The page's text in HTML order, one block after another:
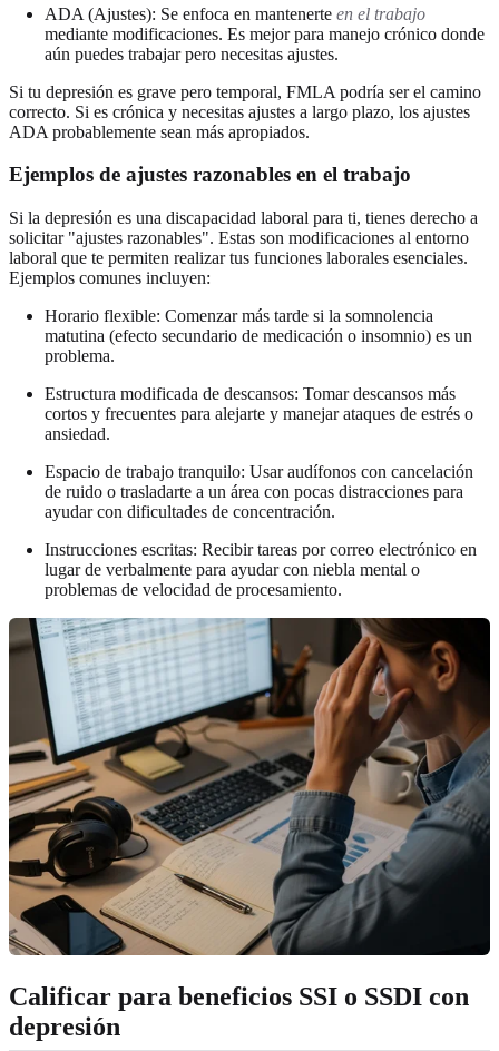
ADA (Ajustes): Se enfoca en mantenerte en el trabajo
mediante modificaciones. Es mejor para manejo crónico donde
aún puedes trabajar pero necesitas ajustes.
Si tu depresión es grave pero temporal, FMLA podría ser el camino
correcto. Si es crónica y necesitas ajustes a largo plazo, los ajustes
ADA probablemente sean más apropiados.
Ejemplos de ajustes razonables en el trabajo
Si la depresión es una discapacidad laboral para ti, tienes derecho a
solicitar "ajustes razonables". Estas son modificaciones al entorno
laboral que te permiten realizar tus funciones laborales esenciales.
Ejemplos comunes incluyen:
Horario flexible: Comenzar más tarde si la somnolencia
matutina (efecto secundario de medicación o insomnio) es un
problema.
Estructura modificada de descansos: Tomar descansos más
cortos y frecuentes para alejarte y manejar ataques de estrés o
ansiedad.
Espacio de trabajo tranquilo: Usar audífonos con cancelación
de ruido o trasladarte a un área con pocas distracciones para
ayudar con dificultades de concentración.
Instrucciones escritas: Recibir tareas por correo electrónico en
lugar de verbalmente para ayudar con niebla mental o
problemas de velocidad de procesamiento.
Calificar para beneficios SSI o SSDI con
depresión